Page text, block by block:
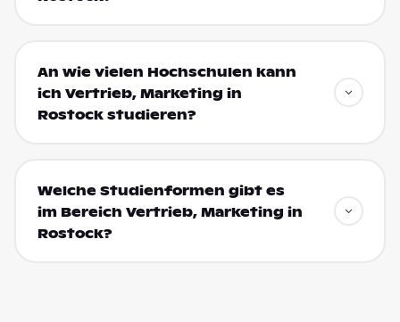
An wie vielen Hochschulen kann
ich Vertrieb, Marketing in
Rostock studieren?
Welche Studienformen gibt es
im Bereich Vertrieb, Marketing in
Rostock?